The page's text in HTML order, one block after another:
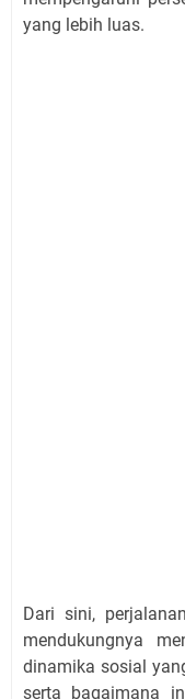
yang lebih luas.
Dari sini,
mendukungnya
dinamika sosial
serta bagaimana